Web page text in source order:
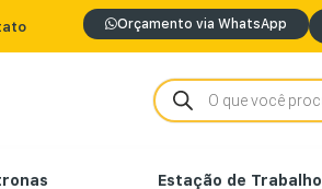
Orçamento via WhatsApp
Estação de Trabalho